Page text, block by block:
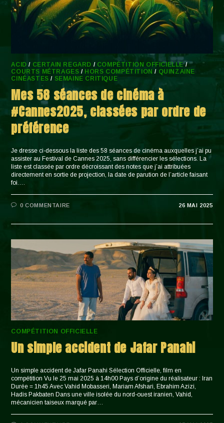
ACID / CERTAIN REGARD / COMPÉTITION OFFICIELLE/
COURTS MÉTRAGES / HORS COMPÉTITION / QUINZAINE
CINÉASTES / SEMAINE CRITIQUE
Mes 58 séances de cinéma à
#Cannes2025, classées par ordre de
préférence
Je dresse ci-dessous la liste des 58 séances de cinéma auxquelles j’ai pu
assister au Festival de Cannes 2025, sans différencier les sélections. La
liste est classée par ordre décroissant des notes que j’ai attribuées
directement en sortie de projection, la date de parution de l’article faisant
foi.…
0 COMMENTAIRE 26 MAI 2025
COMPÉTITION OFFICIELLE
Un simple accident de Jafar Panahi
Un simple accident de Jafar Panahi Sélection Officielle, film en
compétition Vu le 25 mai 2025 à 14h00 Pays d’origine du réalisateur : Iran
Durée = 1h45 Avec Vahid Mobasseri, Mariam Afshari, Ebrahim Azizi,
Hadis Pakbaten Dans une ville isolée du nord-ouest iranien, Vahid,
mécanicien taiseux marqué par…